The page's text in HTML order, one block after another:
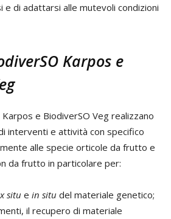
e di adattarsi alle mutevoli condizioni
Karpos e
e BiodiverSO Veg realizzano
interventi e attività con specifico
alle specie orticole da frutto e
da frutto in particolare per:
situ e in situ del materiale genetico;
il recupero di materiale